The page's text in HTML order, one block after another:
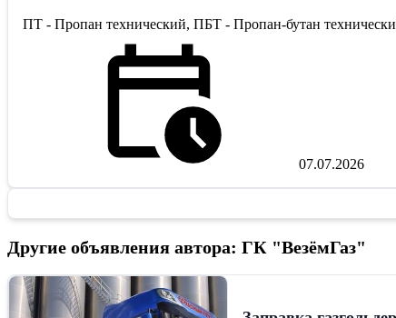
ПТ - Пропан технический, ПБТ - Пропан-бутан
07.07.2026
Другие объявления автора: ГК "ВезёмГаз"